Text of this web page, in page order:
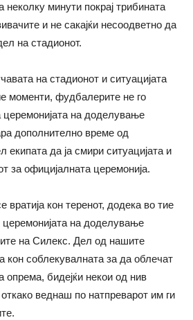
минути покрај трибината
и не сакајќи несоодветно да
на стадионот.
на стадионот и ситуацијата
моменти, фудбалерите не го
на доделување
дополнително време од
екипата да ја смири ситуацијата и
за официјалната церемонија.
вратија кон теренот, додека во тие
на доделување
на Силекс. Дел од нашите
кон соблекувалната за да облечат
опрема, бидејќи некои од нив
веднаш по натпреварот им ги